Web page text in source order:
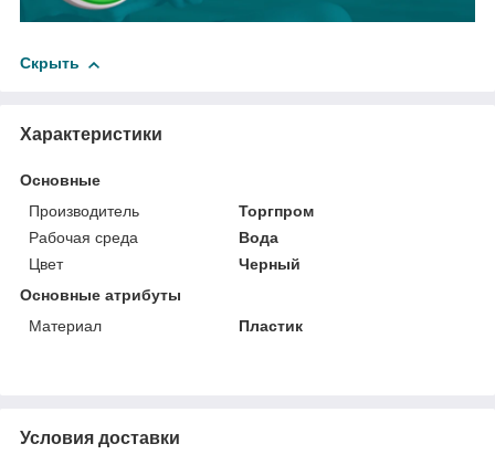
Скрыть
Характеристики
Основные
Производитель
Торгпром
Рабочая среда
Вода
Цвет
Черный
Основные атрибуты
Материал
Пластик
Условия доставки